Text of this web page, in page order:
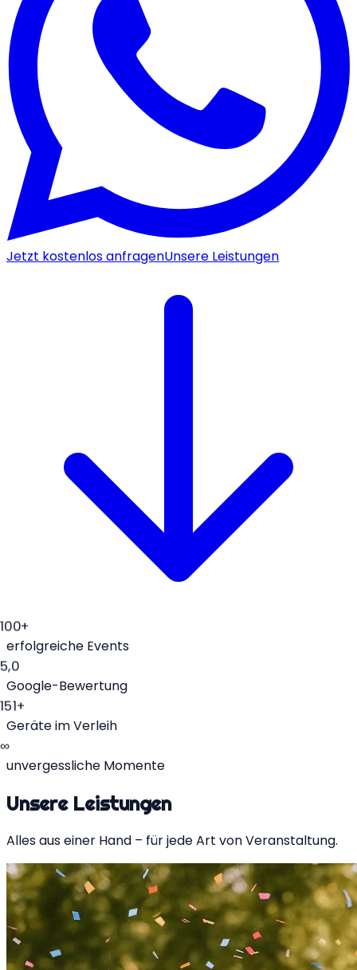
Jetzt kostenlos anfragenUnsere Leistungen
100+
erfolgreiche Events
5,0
Google-Bewertung
151+
Geräte im Verleih
∞
unvergessliche Momente
Unsere Leistungen
Alles aus einer Hand – für jede Art von Veranstaltung.